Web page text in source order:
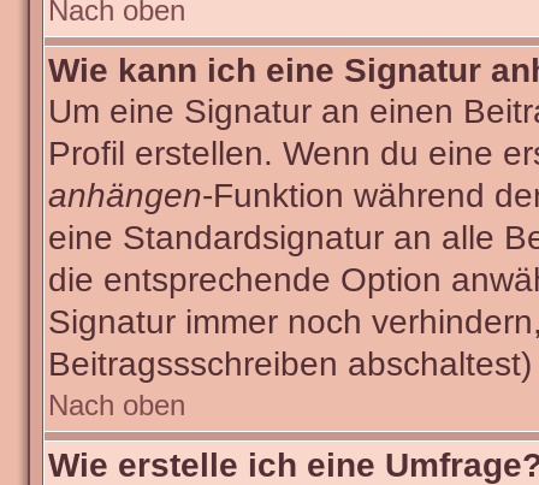
Nach oben
Wie kann ich eine Signatur
Um eine Signatur an einen
Profil erstellen. Wenn du eine
anhängen-Funktion während
eine Standardsignatur an alle
die entsprechende Option
Signatur immer noch
Beitragssschreiben abschaltest)
Nach oben
Wie erstelle ich eine